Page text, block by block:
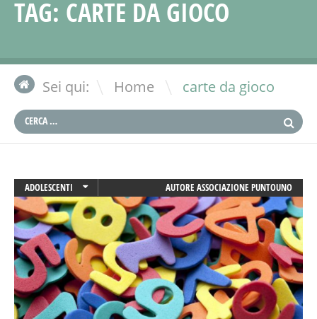
TAG: CARTE DA GIOCO
Sei qui: Home \ carte da gioco
ADOLESCENTI
ADULTI
ATTIVITÀ
CREATIVITÀ
DOPO SCUOLA
GENITORE
GENITORI
OFFICINA
AUTORE ASSOCIAZIONE PUNTOUNO